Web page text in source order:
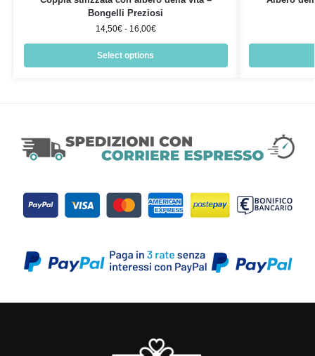
Bongelli Preziosi
14,50€ - 16,00€
Select options